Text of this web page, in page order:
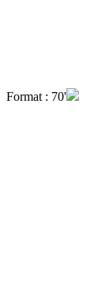
Format : 70'